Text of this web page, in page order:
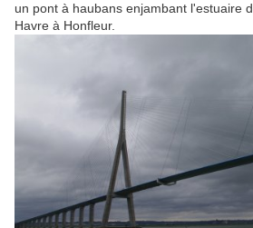
un pont à haubans enjambant l'estuaire
Havre à Honfleur.